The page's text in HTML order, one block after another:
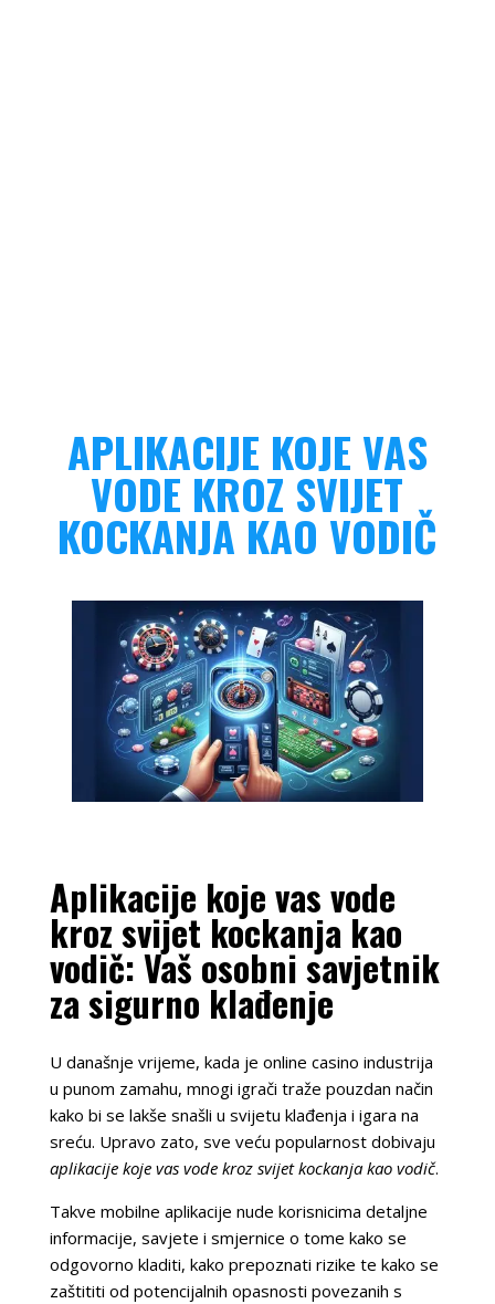
APLIKACIJE KOJE VAS
VODE KROZ SVIJET
KOCKANJA KAO VODIČ
Aplikacije koje vas vode
kroz svijet kockanja kao
vodič: Vaš osobni savjetnik
za sigurno klađenje
U današnje vrijeme, kada je online casino industrija
u punom zamahu, mnogi igrači traže pouzdan način
kako bi se lakše snašli u svijetu klađenja i igara na
sreću. Upravo zato, sve veću popularnost dobivaju
aplikacije koje vas vode kroz svijet kockanja kao vodič.
Takve mobilne aplikacije nude korisnicima detaljne
informacije, savjete i smjernice o tome kako se
odgovorno kladiti, kako prepoznati rizike te kako se
zaštititi od potencijalnih opasnosti povezanih s